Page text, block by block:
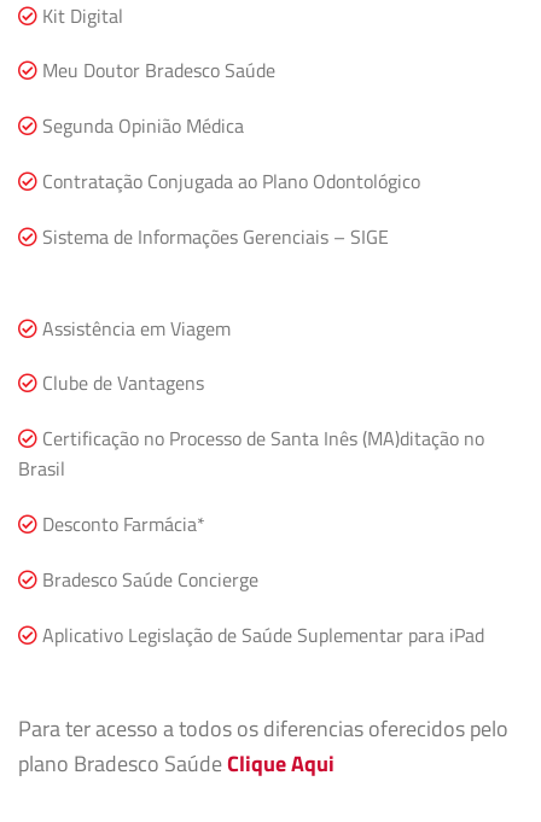
Kit Digital
Meu Doutor Bradesco Saúde
Segunda Opinião Médica
Contratação Conjugada ao Plano Odontológico
Sistema de Informações Gerenciais – SIGE
Assistência em Viagem
Clube de Vantagens
Certificação no Processo de Santa Inês (MA)ditação no
Brasil
Desconto Farmácia*
Bradesco Saúde Concierge
Aplicativo Legislação de Saúde Suplementar para iPad
Para ter acesso a todos os diferencias oferecidos pelo
plano Bradesco SaúdeClique Aqui